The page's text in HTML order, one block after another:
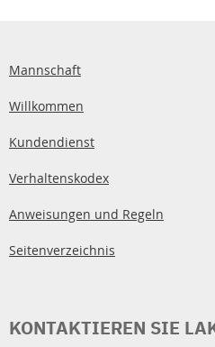
Mannschaft
Willkommen
Kundendienst
Verhaltenskodex
Anweisungen und Regeln
Seitenverzeichnis
KONTAKTIEREN SIE